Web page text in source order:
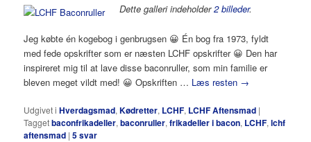
Dette galleri indeholder2 billeder.
Jeg købte én kogebog i genbrugsen 😀 Én bog fra 1973, fyldt
med fede opskrifter som er næsten LCHF opskrifter 😀 Den har
inspireret mig til at lave disse baconruller, som min familie er
bleven meget vildt med! 😀 Opskriften … Læs resten →
Udgivet i Hverdagsmad,Kødretter, LCHF, LCHF Aftensmad |
Taggetbaconfrikadeller,baconruller,frikadeller i bacon, LCHF,lchf
aftensmad |5svar